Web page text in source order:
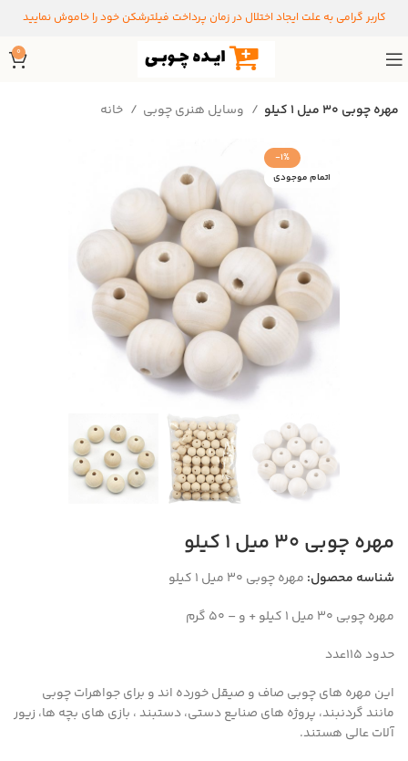
کاربر گرامی به علت ایجاد اختلال در زمان پرداخت فیلترشکن خود را خاموش نمایید
0
خانه مهره چوبی 30 میل 1 کیلو
-1%
اتمام موجودی
مهره چوبی 30 میل 1 کیلو
شناسه محصول: مهره چوبی 30 میل 1 کیلو
مهره چوبی 30 میل 1 کیلو + و – 50 گرم
حدود 115عدد
این مهره های چوبی صاف و صیقل خورده اند و برای جواهرات چوبی
مانند گردنبند، پروژه های صنایع دستی، دستبند ، بازی های بچه ها، زیور
آلات عالی هستند.